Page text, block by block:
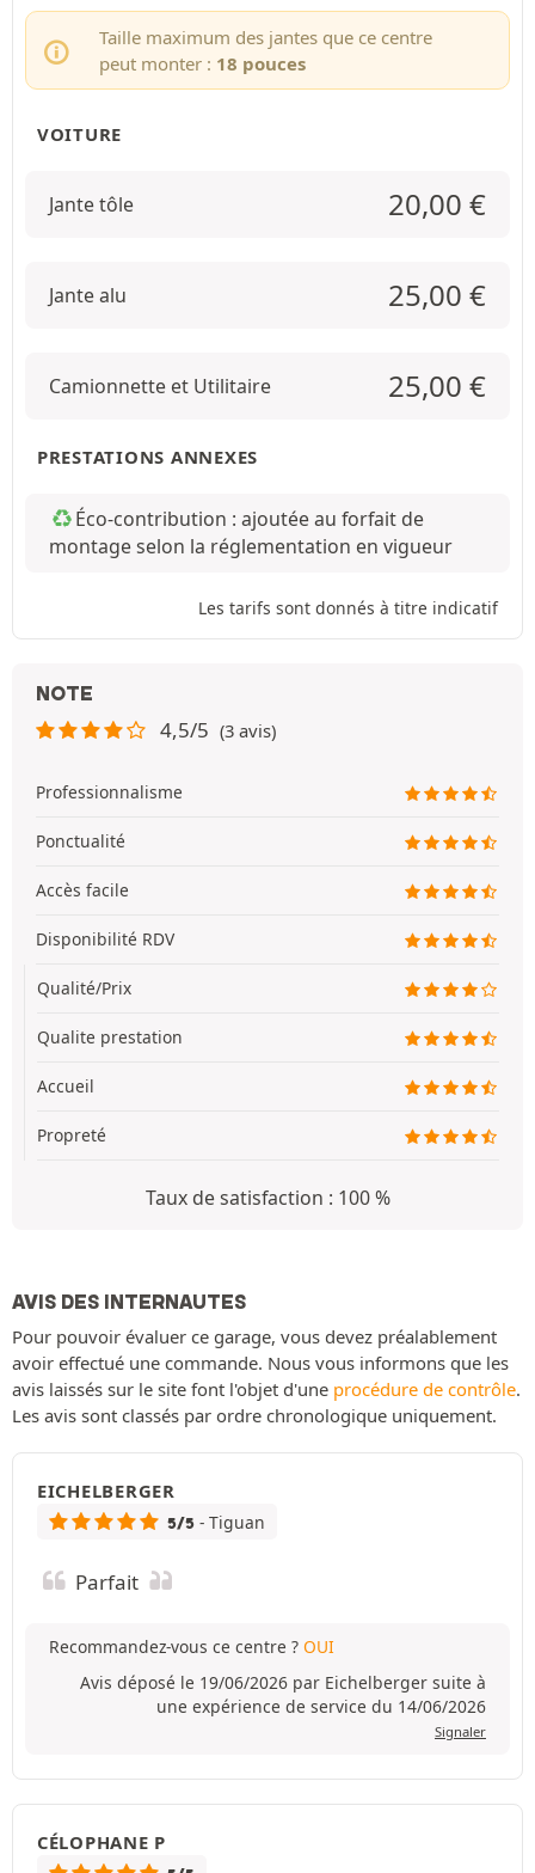
Taille maximum des jantes que ce centre
peut monter : 18 pouces
VOITURE
Jante tôle 20,00 €
Jante alu 25,00 €
Camionnette et Utilitaire 25,00 €
PRESTATIONS ANNEXES
Éco-contribution : ajoutée au forfait de
montage selon la réglementation en vigueur
Les tarifs sont donnés à titre indicatif
NOTE
4,5/5 (3 avis)
Professionnalisme
Ponctualité
Accès facile
Disponibilité RDV
Qualité/Prix
Qualite prestation
Accueil
Propreté
Taux de satisfaction : 100 %
AVIS DES INTERNAUTES
Pour pouvoir évaluer ce garage, vous devez préalablement
avoir effectué une commande. Nous vous informons que les
avis laissés sur le site font l'objet d'une procédure de contrôle.
Les avis sont classés par ordre chronologique uniquement.
EICHELBERGER
5/5 - Tiguan
Parfait
Recommandez-vous ce centre ? OUI
Avis déposé le 19/06/2026 par Eichelberger suite à
une expérience de service du 14/06/2026
Signaler
CÉLOPHANE P